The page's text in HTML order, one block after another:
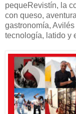
pequeRevistín, la
con queso,
gastronomía,
tecnología, latido y